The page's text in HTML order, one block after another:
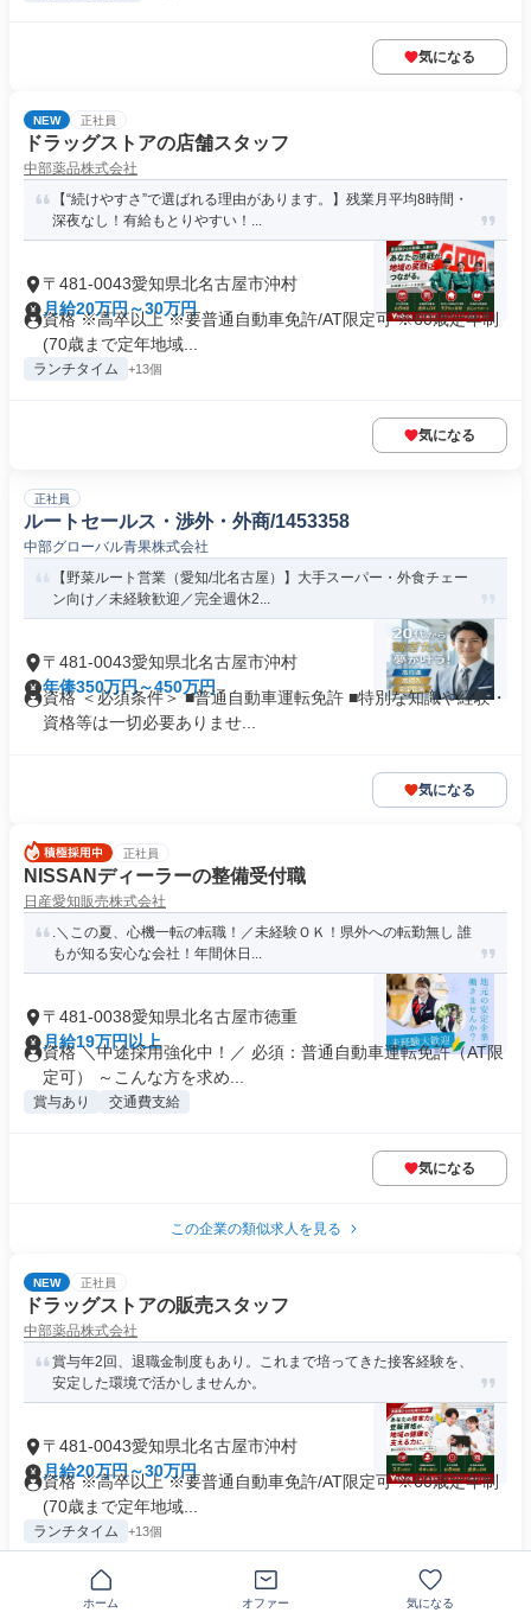
気になる
NEW 正社員
ドラッグストアの店舗スタッフ
中部薬品株式会社
【“続けやすさ”で選ばれる理由があります。】残業月平均8時間・
深夜なし！有給もとりやすい！...
〒481-0043愛知県北名古屋市沖村
月給20万円～30万円
資格 ※高卒以上 ※要普通自動車免許/AT限定可 ※60歳定年制
(70歳まで定年地域...
ランチタイム +13個
気になる
正社員
ルートセールス・渉外・外商/1453358
中部グローバル青果株式会社
【野菜ルート営業（愛知/北名古屋）】大手スーパー・外食チェー
ン向け／未経験歓迎／完全週休2...
〒481-0043愛知県北名古屋市沖村
年俸350万円～450万円
資格 ＜必須条件＞ ■普通自動車運転免許 ■特別な知識や経験・
資格等は一切必要ありませ...
気になる
正社員
NISSANディーラーの整備受付職
日産愛知販売株式会社
.＼この夏、心機一転の転職！／未経験ＯＫ！県外への転勤無し 誰
もが知る安心な会社！年間休日...
〒481-0038愛知県北名古屋市徳重
月給19万円以上
資格 ＼中途採用強化中！／ 必須：普通自動車運転免許（AT限
定可） ～こんな方を求め...
賞与あり 交通費支給
気になる
この企業の類似求人を見る
NEW 正社員
ドラッグストアの販売スタッフ
中部薬品株式会社
賞与年2回、退職金制度もあり。これまで培ってきた接客経験を、
安定した環境で活かしませんか。
〒481-0043愛知県北名古屋市沖村
月給20万円～30万円
資格 ※高卒以上 ※要普通自動車免許/AT限定可 ※60歳定年制
(70歳まで定年地域...
ランチタイム +13個
気になる
ホーム オファー 気になる